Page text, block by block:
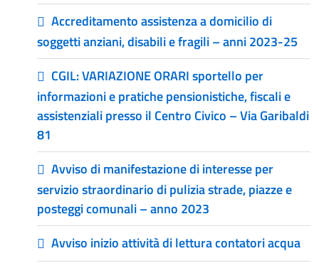
Accreditamento assistenza a domicilio di
soggetti anziani, disabili e fragili – anni 2023-25
CGIL: VARIAZIONE ORARI sportello per
informazioni e pratiche pensionistiche, fiscali e
assistenziali presso il Centro Civico – Via Garibaldi
81
Avviso di manifestazione di interesse per
servizio straordinario di pulizia strade, piazze e
posteggi comunali – anno 2023
Avviso inizio attività di lettura contatori acqua